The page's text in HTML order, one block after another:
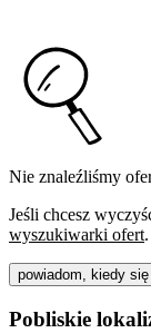
Nie znaleźliśmy
Jeśli chcesz
wyszukiwarki ofert.
powiadom, kiedy
Pobliskie